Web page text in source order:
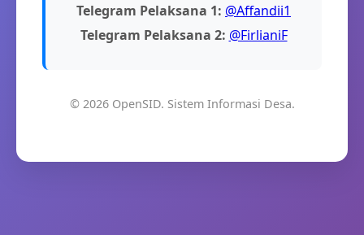
Telegram Pelaksana 1: @Affandii1
Telegram Pelaksana 2: @FirlianiF
© 2026 OpenSID. Sistem Informasi Desa.